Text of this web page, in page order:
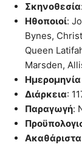
Σκηνοθεσία
Hθοποιοί:
Bynes,
Queen
Marsden,
Διάρκεια:
Παραγωγή: